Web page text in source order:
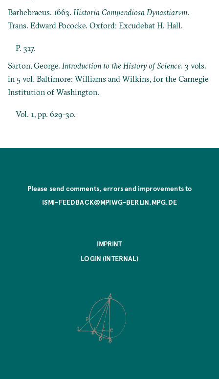
Barhebraeus. 1663.Historia Compendiosa Dynastiarvm.
Trans. Edward Pococke. Oxford: Excudebat H. Hall.
P. 317.
Sarton, George.Introduction to the History of Science. 3 vols.
in 5 vol. Baltimore: Williams and Wilkins, for the Carnegie
Institution of Washington.
Vol. 1, pp. 629-30.
Please send comments, errors and improvements to
ISMI-FEEDBACK@MPIWG-BERLIN.MPG.DE
IMPRINT
LOGIN (INTERNAL)